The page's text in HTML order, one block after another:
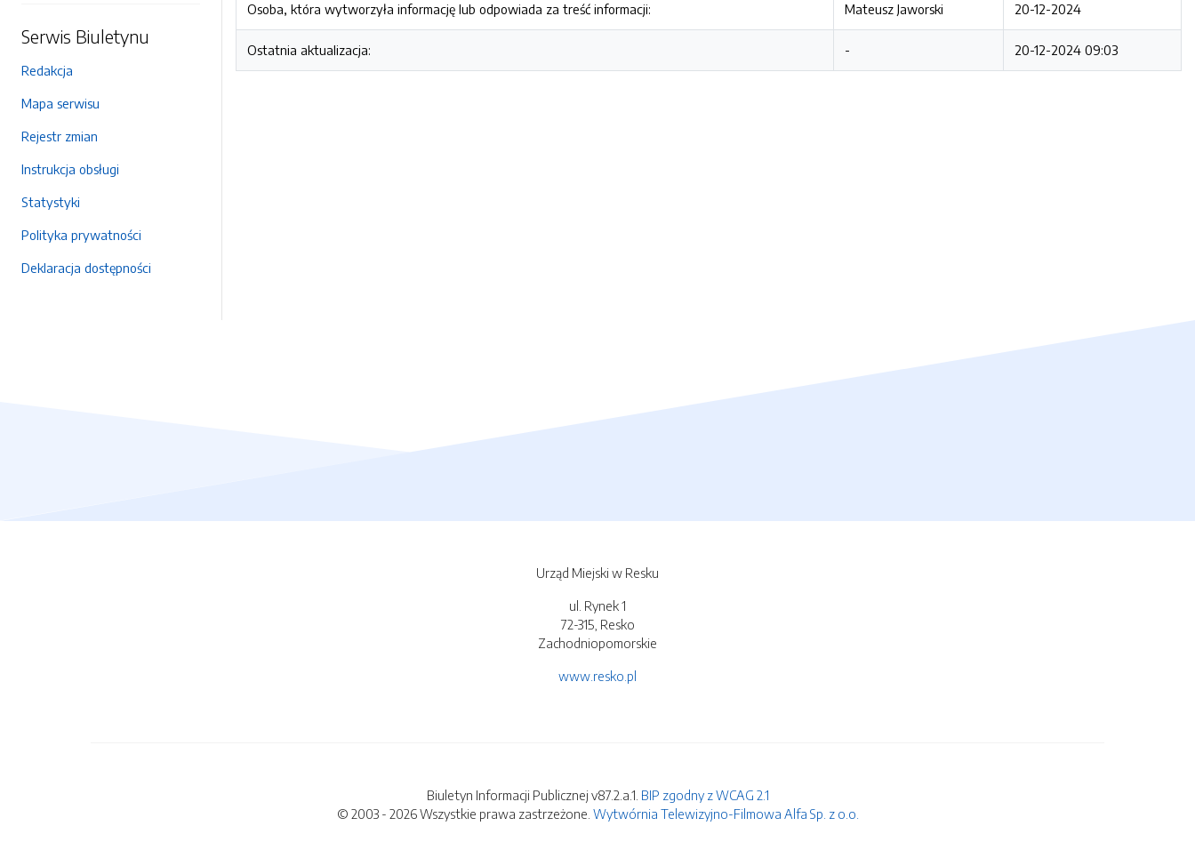
Serwis Biuletynu
Redakcja
Mapa serwisu
Rejestr zmian
Instrukcja obsługi
Statystyki
Polityka prywatności
Deklaracja dostępności
Osoba, która wytworzyła informację lub odpowiada za treść informacji: Mateusz Jaworski 20-12-2024
Ostatnia aktualizacja: - 20-12-2024 09:03
Urząd Miejski w Resku
ul. Rynek 1
72-315, Resko
Zachodniopomorskie
www.resko.pl
Biuletyn Informacji Publicznej v87.2.a.1. BIP zgodny z WCAG 2.1
© 2003 - 2026 Wszystkie prawa zastrzeżone. Wytwórnia Telewizyjno-Filmowa Alfa Sp. z o.o.